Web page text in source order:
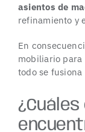
asientos de
refinamiento y
En
mobiliario para
todo se